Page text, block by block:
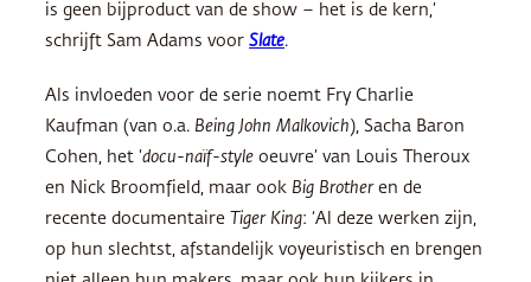
is geen bijproduct van de show – het is de kern,’
schrijft Sam Adams voor Slate.
Als invloeden voor de serie noemt Fry Charlie
Kaufman (van o.a. Being John Malkovich), Sacha Baron
Cohen, het ‘docu-naïf-style oeuvre’ van Louis Theroux
en Nick Broomfield, maar ook Big Brotheren de
recente documentaire Tiger King: ‘Al deze werken zijn,
op hun slechtst, afstandelijk voyeuristisch en brengen